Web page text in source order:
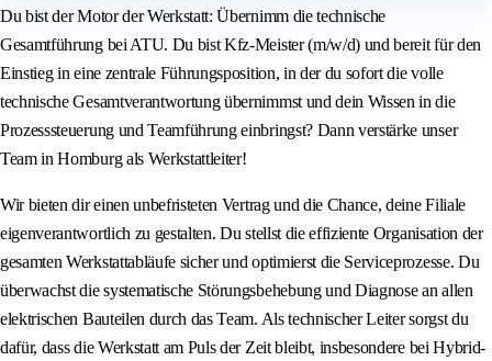
Du bist der Motor der Werkstatt: Übernimm die technische
Gesamtführung bei ATU. Du bist Kfz-Meister (m/w/d) und bereit für den
Einstieg in eine zentrale Führungsposition, in der du sofort die volle
technische Gesamtverantwortung übernimmst und dein Wissen in die
Prozesssteuerung und Teamführung einbringst? Dann verstärke unser
Team in Homburg als Werkstattleiter!
Wir bieten dir einen unbefristeten Vertrag und die Chance, deine Filiale
eigenverantwortlich zu gestalten. Du stellst die effiziente Organisation der
gesamten Werkstattabläufe sicher und optimierst die Serviceprozesse. Du
überwachst die systematische Störungsbehebung und Diagnose an allen
elektrischen Bauteilen durch das Team. Als technischer Leiter sorgst du
dafür, dass die Werkstatt am Puls der Zeit bleibt, insbesondere bei Hybrid-